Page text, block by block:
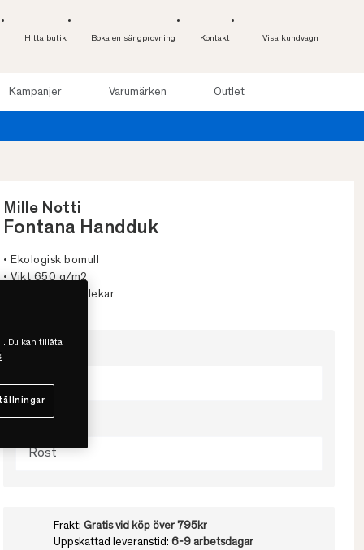
Hitta butik Boka en sängprovning Kontakt Visa kundvagn
Kampanjer Varumärken Outlet
Mille Notti
Fontana Handduk
• Ekologisk bomull
• Vikt 650 g/m2
• Finns i fler storlekar
100x150
Rost
Frakt: Gratis vid köp över 795kr
Uppskattad leveranstid: 6-9 arbetsdagar
Du kan tillåta